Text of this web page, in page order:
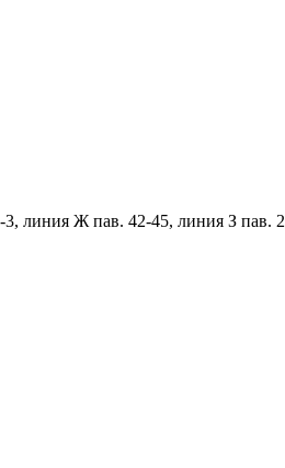
линия Ж пав. 42-45, линия З пав. 2